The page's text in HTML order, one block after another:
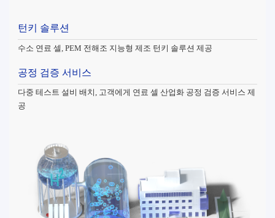
턴키 솔루션
수소 연료 셀, PEM 전해조 지능형 제조 턴키 솔루션 제공
공정 검증 서비스
다중 테스트 설비 배치, 고객에게 연료 셀 산업화 공정 검증 서비스 제
공